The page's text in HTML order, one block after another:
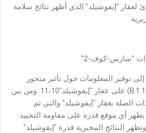
لعقار "إيفوشيلد" الذي أظهر نتائج سلامة
"سارس-كوف-2"
توفير المعلومات حول تأثير متحور
"أوميكرون" الجديد (B.1.1.529) على عقار "إيفوشيلد"11،10. ومن بين
الصلة بعقار "إيفوشيلد" والتي تم
يظهر أي موقع قدرة على مقاومة التحييد
عن العقار11،10. وتظهر النتائج المخبرية قدرة "إيفوشيلد"